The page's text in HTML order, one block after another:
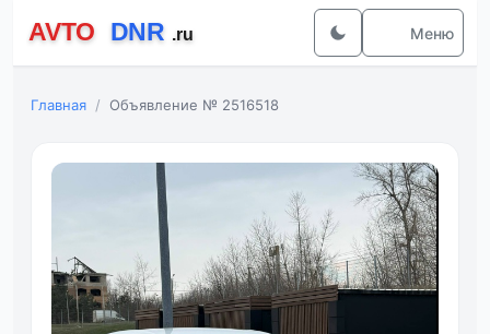
Меню
Главная Объявление № 2516518